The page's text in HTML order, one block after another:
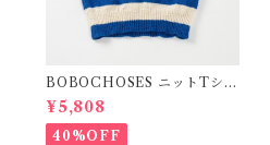
BOBOCHOSES ニットTシャ
ツ(ボーダー)
¥5,808
40%OFF